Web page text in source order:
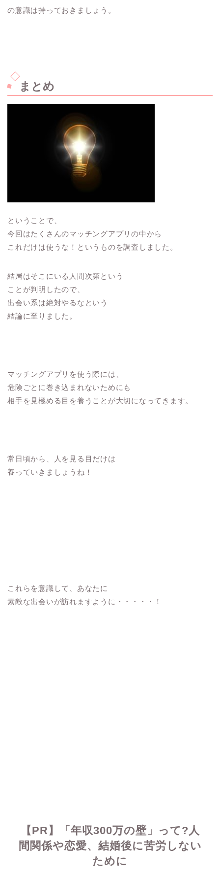
の意識は持っておきましょう。
まとめ
ということで、
今回はたくさんのマッチングアプリの中から
これだけは使うな！というものを調査しました。
結局はそこにいる人間次第という
ことが判明したので、
出会い系は絶対やるなという
結論に至りました。
マッチングアプリを使う際には、
危険ごとに巻き込まれないためにも
相手を見極める目を養うことが大切になってきます。
常日頃から、人を見る目だけは
養っていきましょうね！
これらを意識して、あなたに
素敵な出会いが訪れますように・・・・・！
【PR】「年収300万の壁」って?人
間関係や恋愛、結婚後に苦労しない
ために